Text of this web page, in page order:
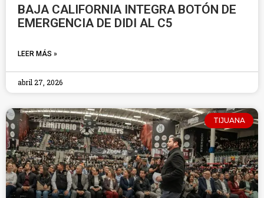
BAJA CALIFORNIA INTEGRA BOTÓN DE
EMERGENCIA DE DIDI AL C5
LEER MÁS »
abril 27, 2026
TIJUANA